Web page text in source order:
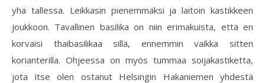
yhä tallessa. Leikkasin pienemmäksi ja laitoin kastikkeen
joukkoon. Tavallinen basilika on niin erimakuista, että en
korvaisi thaibasilikaa sillä, ennemmin vaikka sitten
korianterilla. Ohjeessa on myös tummaa soijakastiketta,
jota itse olen ostanut Helsingin Hakaniemen yhdestä